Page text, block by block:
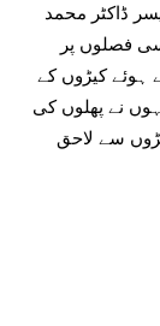
ڈاکٹر محمد
فصلوں پر
ہوئے کیڑوں کے
نے پھلوں کی
سے لاحق